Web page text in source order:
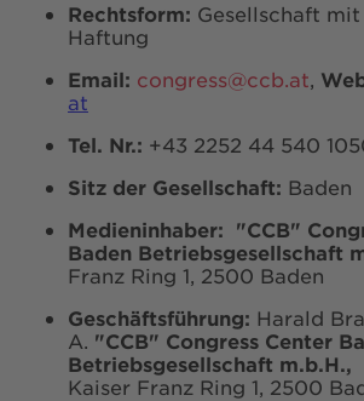
Rechtsform: Gesellschaft
Haftung
Email: congress@ccb.at,
at
Tel. Nr.: +43 2252 44 540
Sitz der Gesellschaft: Baden
Medieninhaber: "CCB"
Baden Betriebsgesellschaft
Franz Ring 1, 2500 Baden
Geschäftsführung: Harald
A. "CCB" Congress Center
Betriebsgesellschaft m.b.H.,
Kaiser Franz Ring 1, 2500